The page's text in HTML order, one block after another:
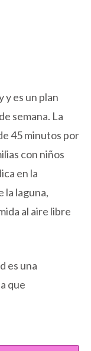
y es un plan
semana. La
45 minutos por
con niños
en la
la laguna,
al aire libre
es una
que